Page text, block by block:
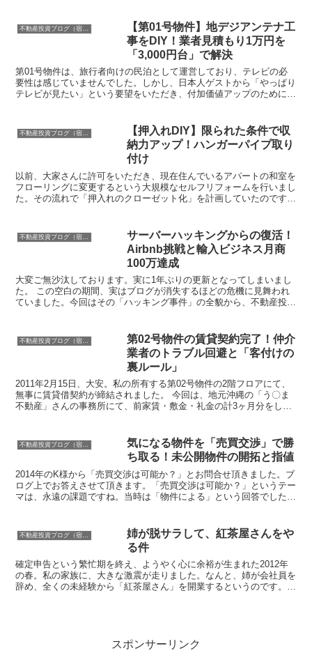
不動産投資ブログ（宿運営者コラム）
【第01号物件】地デジアンテナ工
事をDIY！業者見積もり1万円を
「3,000円台」で解決
第01号物件は、旅行者向けの民泊として運営しており、テレビの必
要性は感じていませんでした。しかし、日本人ゲストから「やっぱり
テレビが見たい」という要望をいただき、付加価値アップのために地
【押入れDIY】限られた条件で収
納力アップ！ハンガーパイプ取り
付け
以前、大家さんに許可をいただき、現在住んでいるアパートの和室を
フローリングに変更するという大規模なセルフリフォームを行いまし
た。その流れで「押入れのクローゼット化」を計画していたのです
サーバーハッキングからの復活！
Airbnb挑戦と輸入ビジネス月商
100万達成
大変ご無沙汰しております。実に1年ぶりの更新となってしまいまし
た。 この空白の期間、実はブログが消失するほどの危機に見舞われ
ていました。今回はその「ハッキング事件」の全貌から、不動産投資
不動産投資ブログ（宿運営者コラム）
第02号物件の賃貸契約完了！仲介
業者のトラブル回避と「客付けの
裏ルール」
2011年2月15日、大安。私の所有する第02号物件の2階フロアにて、
無事に賃貸借契約が締結されました。 今回は、地元沖縄の「う〇ま
不動産」さんの事務所にて、前家賃・敷金・礼金の計3ヶ月分をしっ
不動産投資ブログ（宿運営者コラム）
気になる物件を「売買交渉」で勝
ち取る！未公開物件の開拓と指値
2014年のK様から「売買交渉は可能か？」とお問合せ頂きました。ブ
ログ上でお答えさせて頂きます。「売買交渉は可能か？」というテー
マは、永遠の課題ですね。当時は「物件による」という回答でした
姉が脱サラして、紅茶屋さんをや
る件
確定申告という繁忙期を終え、ようやく心に余裕が生まれた2012年
の春。私の家族に、大きな激震が走りました。なんと、姉が会社員を
辞め、全くの未経験から「紅茶屋さん」を開業するというのです。陰
スポンサーリンク